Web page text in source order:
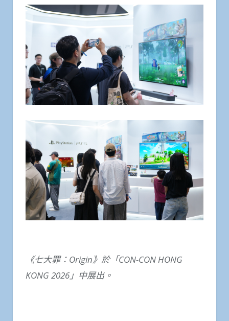
《七大罪： Origin》於「CON-CON HONG
KONG 2026」中展出。